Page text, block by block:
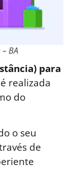
BA
para
realizada
do
o seu
de